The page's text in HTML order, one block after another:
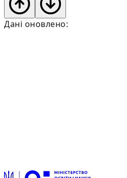
Дані оновлено: